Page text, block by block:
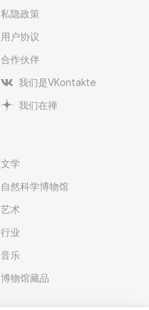
私隐政策
用户协议
合作伙伴
我们是VKontakte
我们在禅
文学
自然科学博物馆
艺术
行业
音乐
博物馆藏品